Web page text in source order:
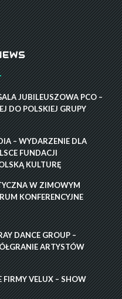
JUBILEUSZOWA PCO –
DO POLSKIEJ GRUPY
– WYDARZENIE DLA
FUNDACJI
KULTURĘ
W ZIMOWYM
KONFERENCYJNE
DANCE GROUP –
ARTYSTÓW
FIRMY VELUX – SHOW